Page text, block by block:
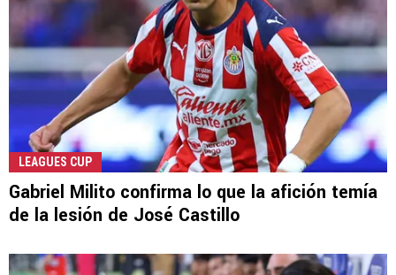
LEAGUES CUP
Gabriel Milito confirma lo que la afición temía
de la lesión de José Castillo